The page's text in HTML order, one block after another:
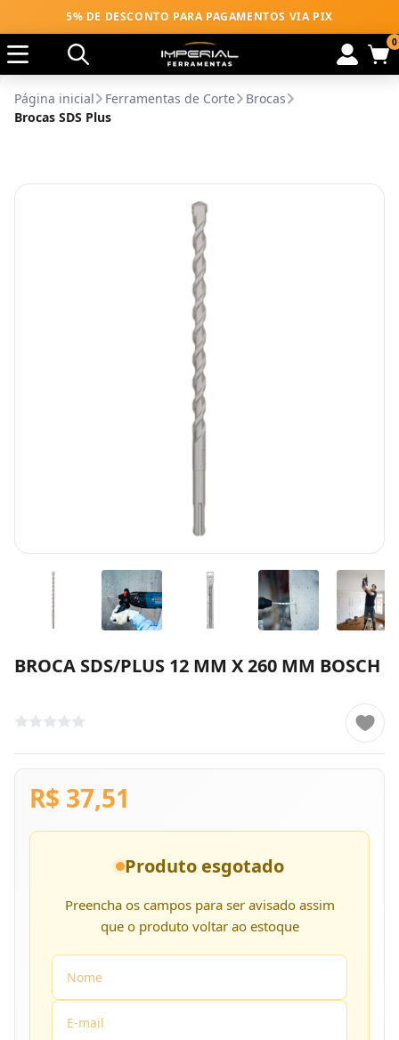
5% DE DESCONTO PARA PAGAMENTOS VIA PIX
0
Página inicial Ferramentas de Corte
Brocas
Brocas SDS Plus
BROCA SDS/PLUS 12 MM X 260 MM BOSCH
R$ 37,51
Produto esgotado
Preencha os campos para ser avisado assim
que o produto voltar ao estoque